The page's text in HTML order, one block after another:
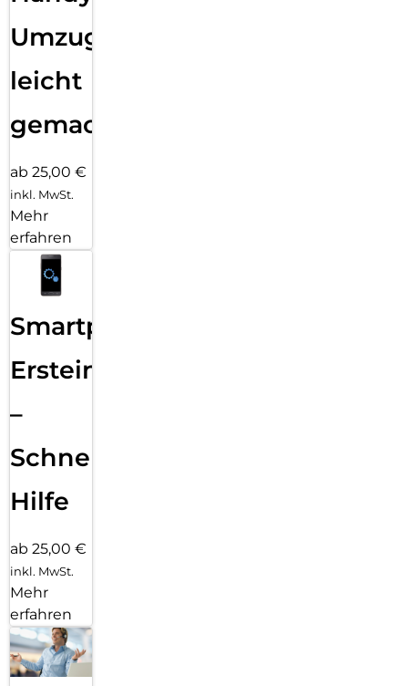
Umzug
leicht
gemacht!
ab 25,00 €
inkl. MwSt.
Mehr
erfahren
Smartphone
Ersteinrichtung
–
Schnelle
Hilfe
ab 25,00 €
inkl. MwSt.
Mehr
erfahren